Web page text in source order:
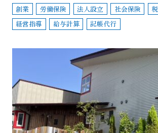
創業 労働保険 法人設立 社会保険
経営指導
給与計算 記帳代行